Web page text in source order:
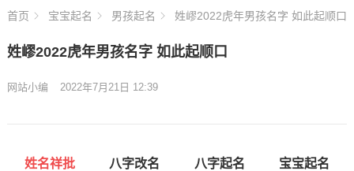
首页 宝宝起名 男孩起名 姓嵺2022虎年男孩名字 如此起顺口
姓嵺2022虎年男孩名字 如此起顺口
网站小编 2022年7月21日 12:39
姓名祥批 八字改名 八字起名 宝宝起名